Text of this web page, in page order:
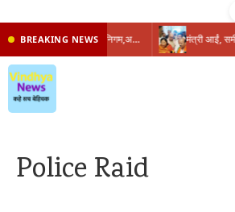
BREAKING NEWS प्रभारी मंत्री के निशाने पर नगर निगम,अफसरों को 10 दिन का अल्टीमेटम,नहीं होगी कार्रवाई, महापौर-आयुक्त के बीच सौहार्दहीनता पर मंत्री ने उठाए सवाल
Police Raid